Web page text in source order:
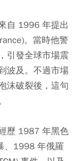
自 1996 年提出
。當時他警
引發全球市場震
波及。不過市場
沫破裂後，這句
歷 1987 年黑色
、1998 年俄羅